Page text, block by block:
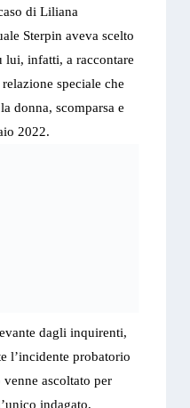
di Liliana
Sterpin aveva scelto
lui, infatti, a raccontare
speciale che
donna, scomparsa e
2022.
dagli inquirenti,
l’incidente probatorio
ascoltato per
indagato,